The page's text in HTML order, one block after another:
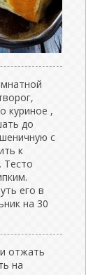
куриное ,
до
с
к
Тесто
его в
на 30
отжать
на